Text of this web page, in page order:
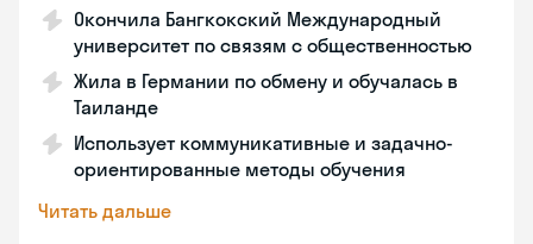
Окончила Бангкокский Международный
университет по связям с общественностью
Жила в Германии по обмену и обучалась в
Таиланде
Использует коммуникативные и задачно-
ориентированные методы обучения
Читать дальше